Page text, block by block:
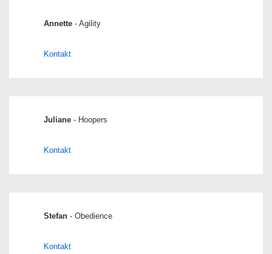
Annette- Agility
Kontakt
Juliane- Hoopers
Kontakt
Stefan- Obedience
Kontakt